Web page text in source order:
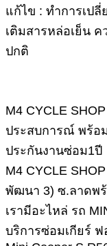
แก้ไข : ทำการเป
เติมสารหล่อเย็น
ปกติ
M4 CYCLE
ประสบการณ์ พร้อ
ประกันงานซ่อม1ปี
M4 CYCLE
พัฒนา 3) ซ.ลาดพ
เรามีอะไหล่ รถ
บริการซ่อมเกียร์ ฟ